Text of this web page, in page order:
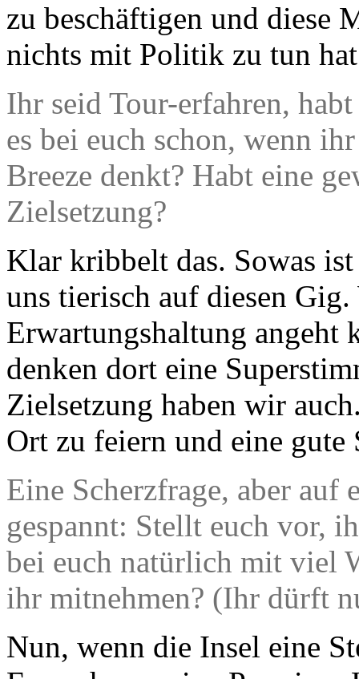
zu beschäftigen und diese
nichts mit Politik zu tun
Ihr seid Tour-erfahren,
es bei euch schon, wenn
Breeze denkt? Habt eine
Zielsetzung?
Klar kribbelt das. Sowas
uns tierisch auf diesen Gig.
Erwartungshaltung angeht
denken dort eine
Zielsetzung haben wir
Ort zu feiern und eine gute
Eine Scherzfrage, aber
gespannt: Stellt euch vor,
bei euch natürlich mit viel
ihr mitnehmen? (Ihr dürft
Nun, wenn die Insel eine